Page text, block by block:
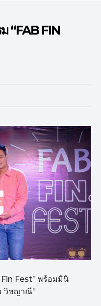
ม “FAB FIN
Fin Fest” พร้อมมินิ
วิชญาณี”